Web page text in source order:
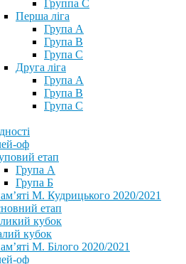
Группа C
Перша ліга
Група A
Група B
Група C
Друга ліга
Група A
Група B
Група C
оф
етап
Група А
Група Б
М. Кудрицького 2020/2021
етап
кубок
кубок
М. Білого 2020/2021
оф